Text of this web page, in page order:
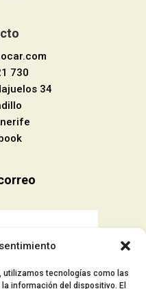
utilizamos tecnologías como las
información del dispositivo. El
730
34